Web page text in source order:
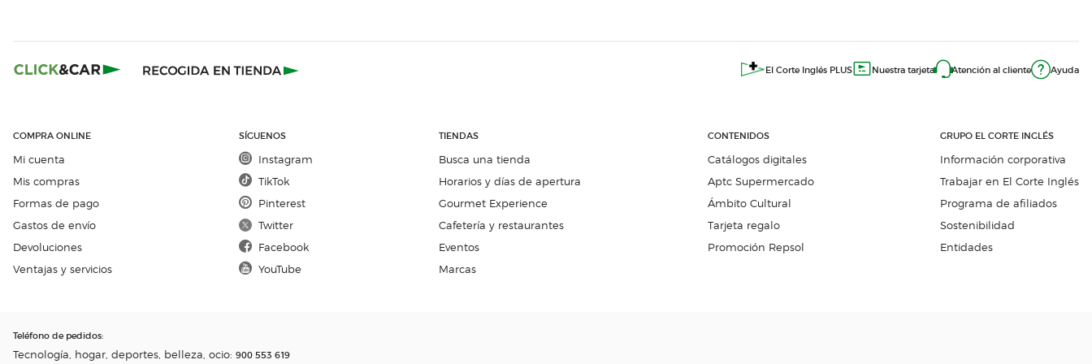
El Corte Inglés PLUS Nuestra tarjeta Atención al cliente Ayuda
COMPRA ONLINE
Mi cuenta
Mis compras
Formas de pago
Gastos de envío
Devoluciones
Ventajas y servicios
SÍGUENOS
Instagram
TikTok
Pinterest
Twitter
Facebook
YouTube
TIENDAS
Busca una tienda
Horarios y días de apertura
Gourmet Experience
Cafetería y restaurantes
Eventos
Marcas
CONTENIDOS
Catálogos digitales
Aptc Supermercado
Ámbito Cultural
Tarjeta regalo
Promoción Repsol
GRUPO EL CORTE INGLÉS
Información corporativa
Trabajar en El Corte Inglés
Programa de afiliados
Sostenibilidad
Entidades
Teléfono de pedidos:
Tecnología, hogar, deportes, belleza, ocio: 900 553 619